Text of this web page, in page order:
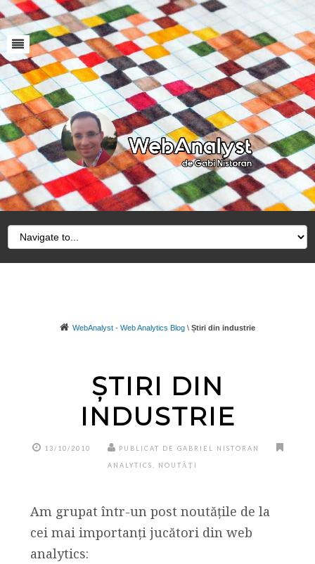
WebAnalyst - Web Analytics Blog \ Știri din industrie
ȘTIRI DIN
INDUSTRIE
13/10/2010 PUBLICAT DE GABRIEL NISTORAN
ANALYTICS NOUTĂȚI
Am grupat într-un post noutățile de la
cei mai importanți jucători din web
analytics: